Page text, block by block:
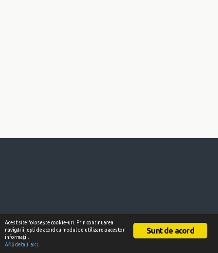
Sunt de acord
Acest site foloseşte cookie-uri. Prin continuarea
navigării, eşti de acord cu modul de utilizare a acestor
informaţii.
Află detalii aici.